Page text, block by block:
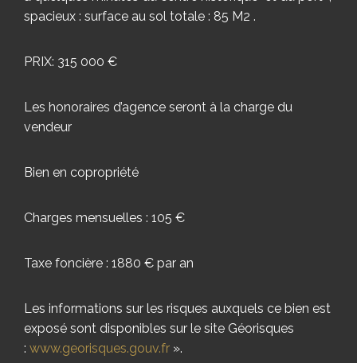
spacieux : surface au sol totale : 85 M2 .
PRIX: 315 000 €
Les honoraires d’agence seront à la charge du
vendeur
Bien en copropriété
Charges mensuelles : 105 €
Taxe foncière : 1880 € par an
Les informations sur les risques auxquels ce bien est
exposé sont disponibles sur le site Géorisques
: www.georisques.gouv.fr ».